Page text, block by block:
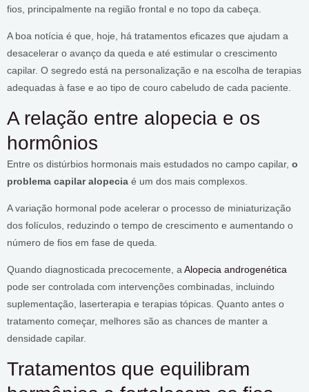
fios, principalmente na região frontal e no topo da cabeça.
A boa notícia é que, hoje, há tratamentos eficazes que ajudam a
desacelerar o avanço da queda e até estimular o crescimento
capilar. O segredo está na personalização e na escolha de terapias
adequadas à fase e ao tipo de couro cabeludo de cada paciente.
A relação entre alopecia e os
hormônios
Entre os distúrbios hormonais mais estudados no campo capilar, o
problema capilar alopecia​ é um dos mais complexos.
A variação hormonal pode acelerar o processo de miniaturização
dos folículos, reduzindo o tempo de crescimento e aumentando o
número de fios em fase de queda.
Quando diagnosticada precocemente, a Alopecia androgenética
pode ser controlada com intervenções combinadas, incluindo
suplementação, laserterapia e terapias tópicas. Quanto antes o
tratamento começar, melhores são as chances de manter a
densidade capilar.
Tratamentos que equilibram